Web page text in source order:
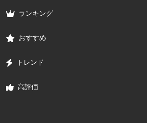
ランキング
おすすめ
トレンド
高評価